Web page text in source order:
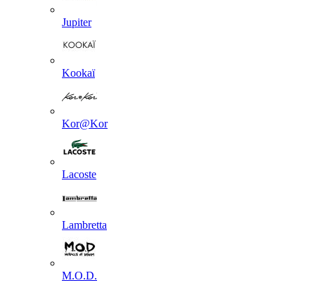
Jupiter
Kookaї
Kor@Kor
Lacoste
Lambretta
M.O.D.